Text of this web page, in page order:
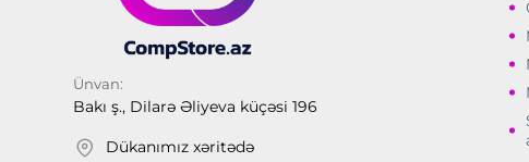
Ünvan:
Bakı ş., Dilarə Əliyeva küçəsi 196
Dükanımız xəritədə